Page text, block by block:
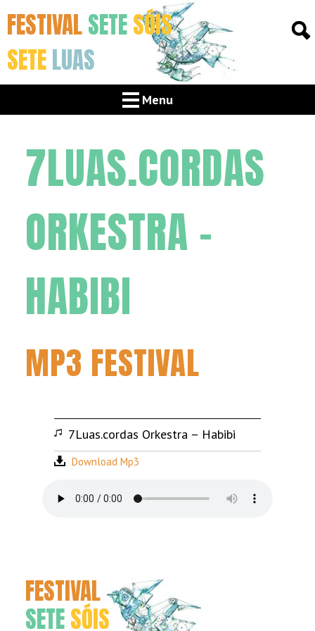
FESTIVALSETESÓIS
SETELUAS
Menu
7LUAS.CORDAS
ORKESTRA –
HABIBI
MP3 FESTIVAL
7Luas.cordas Orkestra – Habibi
Download Mp3
FESTIVAL
SETESÓIS